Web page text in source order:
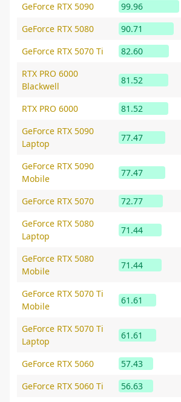
GeForce RTX 5090
99.96
GeForce RTX 5080
90.71
GeForce RTX 5070 Ti
82.60
RTX PRO 6000
Blackwell
81.52
RTX PRO 6000 81.52
GeForce RTX 5090
Laptop
77.47
GeForce RTX 5090
Mobile
77.47
GeForce RTX 5070 72.77
GeForce RTX 5080
Laptop
71.44
GeForce RTX 5080
Mobile
71.44
GeForce RTX 5070 Ti
Mobile
61.61
GeForce RTX 5070 Ti
Laptop
61.61
GeForce RTX 5060 57.43
GeForce RTX 5060 Ti
56.63